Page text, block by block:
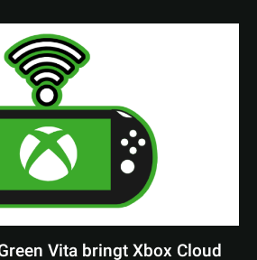
Vita bringt Xbox Cloud